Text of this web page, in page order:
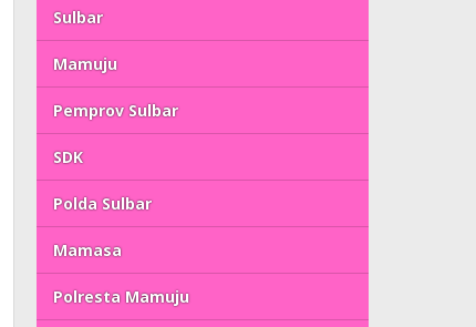
Sulbar
Mamuju
Pemprov Sulbar
SDK
Polda Sulbar
Mamasa
Polresta Mamuju